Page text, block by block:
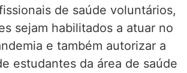
de saúde voluntários,
sejam habilitados a atuar no
e também autorizar a
estudantes da área de saúde